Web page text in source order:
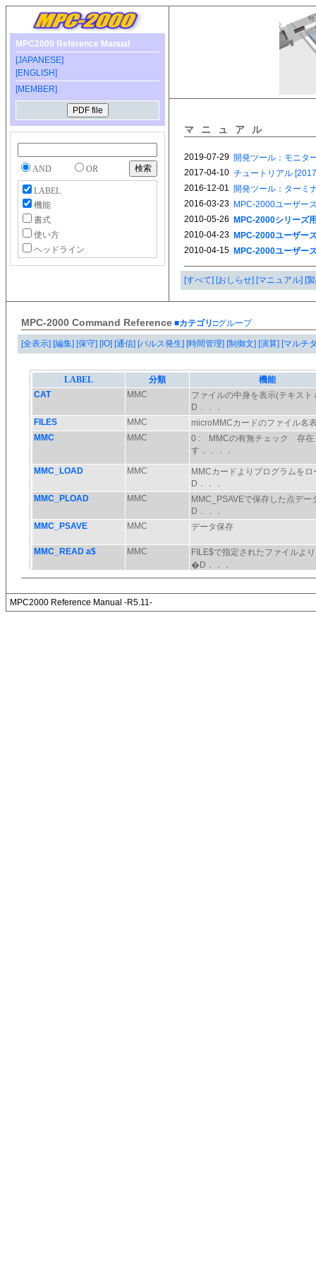
MPC2000 Reference Manual
[JAPANESE]
[ENGLISH]
[MEMBER]
AND OR
LABEL
機能
書式
使い方
ヘッドライン
マニュアル
[すべて] [おしらせ] [マニュアル] [
MPC-2000 Command Reference ■カテゴリ□グループ
[全表示] [編集] [保守] [IO] [通信] [パルス発生] [時間管理] [制御文] [演算] [マルチ
MPC2000 Reference Manual -R5.11-